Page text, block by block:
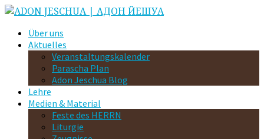
Über uns
Aktuelles
Veranstaltungskalender
Parascha Plan
Adon Jeschua Blog
Lehre
Medien & Material
Feste des HERRN
Liturgie